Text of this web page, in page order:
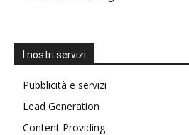
I nostri servizi
Pubblicità e servizi
Lead Generation
Content Providing